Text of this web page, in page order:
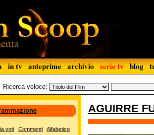
in tv anteprime archivio serie tv blog
Ricerca veloce:
AGUIRRE
voti Commenti Alfabetico